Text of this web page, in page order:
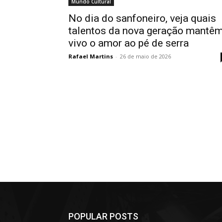
No dia do sanfoneiro, veja quais
talentos da nova geração
vivo o amor ao pé de serra
Rafael Martins - 26 de maio de 2026
POPULAR POSTS